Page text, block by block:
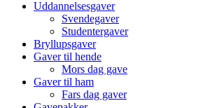
Uddannelsesgaver
Svendegaver
Studentergaver
Bryllupsgaver
Gaver til hende
Mors dag gave
Gaver til ham
Fars dag gaver